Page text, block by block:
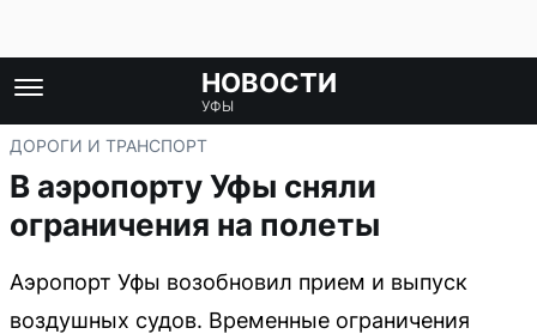
НОВОСТИ
УФЫ
ДОРОГИ И ТРАНСПОРТ
В аэропорту Уфы сняли
ограничения на полеты
Аэропорт Уфы возобновил прием и выпуск
воздушных судов. Временные ограничения